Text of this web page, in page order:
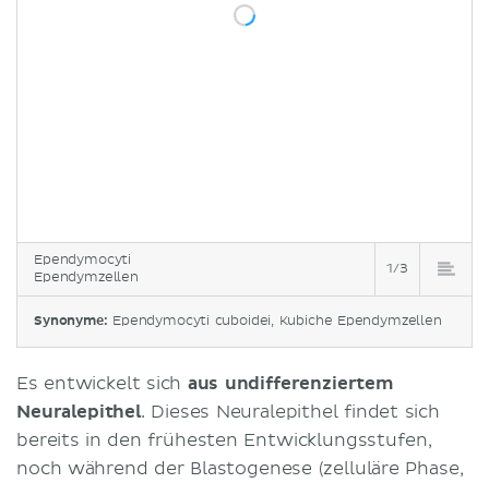
Ependymocyti
Ependymzellen
1/3
Synonyme: Ependymocyti cuboidei, Kubiche Ependymzellen
Es entwickelt sich aus undifferenziertem
Neuralepithel. Dieses Neuralepithel findet sich
bereits in den frühesten Entwicklungsstufen,
noch während der Blastogenese (zelluläre Phase,